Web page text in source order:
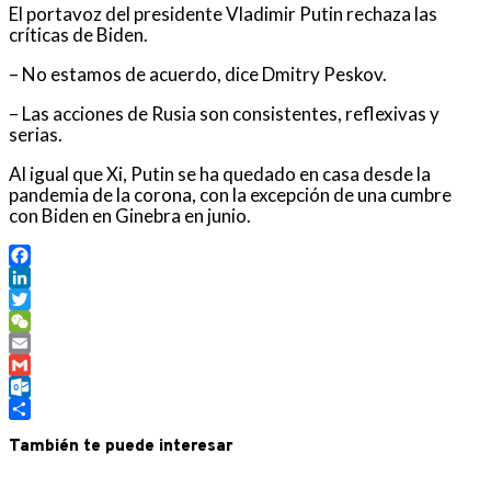
El portavoz del presidente Vladimir Putin rechaza las
críticas de Biden.
– No estamos de acuerdo, dice Dmitry Peskov.
– Las acciones de Rusia son consistentes, reflexivas y
serias.
Al igual que Xi, Putin se ha quedado en casa desde la
pandemia de la corona, con la excepción de una cumbre
con Biden en Ginebra en junio.
Facebook
LinkedIn
Twitter
WeChat
Email
Gmail
Outlook.com
También te puede interesar